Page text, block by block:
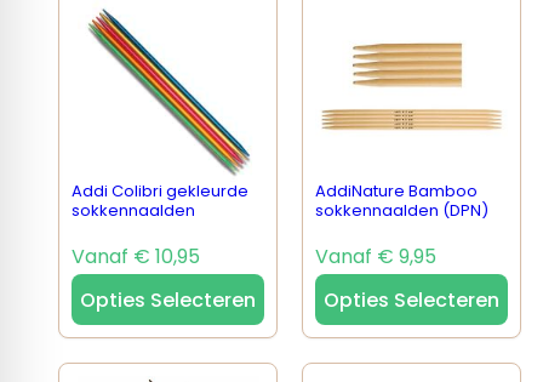
Addi Colibri gekleurde
sokkennaalden
Vanaf € 10,95
Opties Selecteren
AddiNature Bamboo
sokkennaalden (DPN)
Vanaf € 9,95
Opties Selecteren